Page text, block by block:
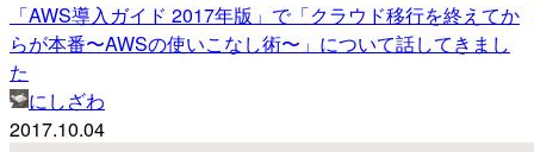
「AWS導入ガイド 2017年版」で「クラウド移行を終えてか
らが本番〜AWSの使いこなし術〜」について話してきまし
た
にしざわ
2017.10.04